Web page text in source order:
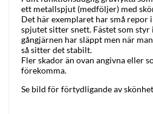
ett metallspjut (medföljer) med
Det här exemplaret har små repor
spjutet sitter snett. Fästet som
gångjärnen har släppt men när
så sitter det stabilt.
Fler skador än ovan angivna eller
förekomma.
Se bild för förtydligande av